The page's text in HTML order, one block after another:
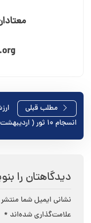
راهبری
نوشته
مطلب قبلی
انسجام ۱۰ ثور ( اردیبهشت )
دیدگاهتان را
نشانی ایمیل شما
علامت‌گذاری شده‌اند *